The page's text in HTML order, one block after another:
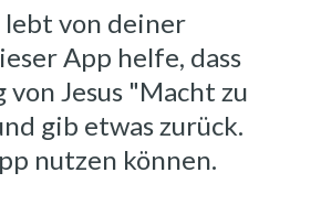
lebt von deiner
App helfe, dass
Jesus "Macht zu
gib etwas zurück.
nutzen können.